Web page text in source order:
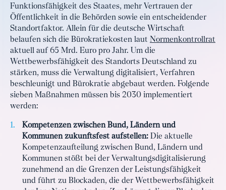
Funktionsfähigkeit des Staates, mehr Vertrauen der
Öffentlichkeit in die Behörden sowie ein entscheidender
Standortfaktor. Allein für die deutsche Wirtschaft
belaufen sich die Bürokratiekosten laut Normenkontrollrat
aktuell auf 65 Mrd. Euro pro Jahr. Um die
Wettbewerbsfähigkeit des Standorts Deutschland zu
stärken, muss die Verwaltung digitalisiert, Verfahren
beschleunigt und Bürokratie abgebaut werden. Folgende
sieben Maßnahmen müssen bis 2030 implementiert
werden:
Kompetenzen zwischen Bund, Ländern und
Kommunen zukunftsfest aufstellen: Die aktuelle
Kompetenzaufteilung zwischen Bund, Ländern und
Kommunen stößt bei der Verwaltungsdigitalisierung
zunehmend an die Grenzen der Leistungsfähigkeit
und führt zu Blockaden, die der Wettbewerbsfähigkeit